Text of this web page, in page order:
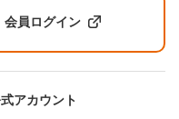
会員ログイン
アカウント